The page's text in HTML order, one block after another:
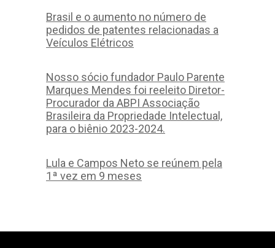
Brasil e o aumento no número de
pedidos de patentes relacionadas a
Veículos Elétricos
Nosso sócio fundador Paulo Parente
Marques Mendes foi reeleito Diretor-
Procurador da ABPI Associação
Brasileira da Propriedade Intelectual,
para o biênio 2023-2024.
Lula e Campos Neto se reúnem pela
1ª vez em 9 meses